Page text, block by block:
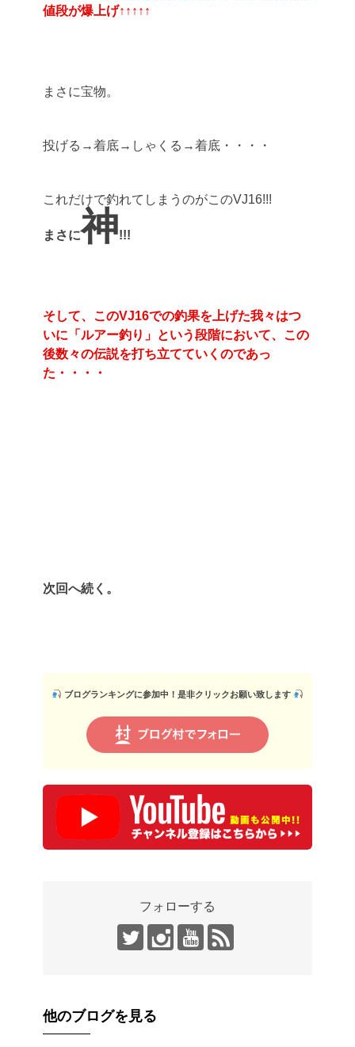
値段が爆上げ↑↑↑↑↑
まさに宝物。
投げる→着底→しゃくる→着底・・・・
これだけで釣れてしまうのがこのVJ16!!!
まさに神!!!
そして、このVJ16での釣果を上げた我々はつ
いに「ルアー釣り」という段階において、この
後数々の伝説を打ち立てていくのであっ
た・・・・
次回へ続く。
ブログランキングに参加中！是非クリックお願い致します
フォローする
他のブログを見る